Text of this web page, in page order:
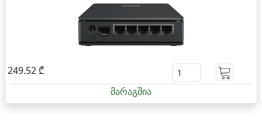
249.52 ₾
მარაგშია